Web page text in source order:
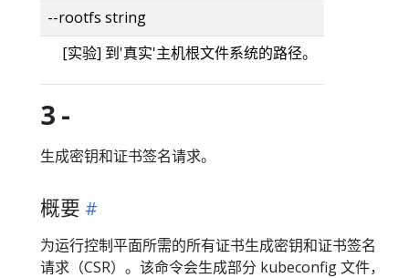
--rootfs string
[实验] 到'真实'主机根文件系统的路径。
3 -
生成密钥和证书签名请求。
概要
为运行控制平面所需的所有证书生成密钥和证书签名
请求（CSR）。该命令会生成部分 kubeconfig 文件，